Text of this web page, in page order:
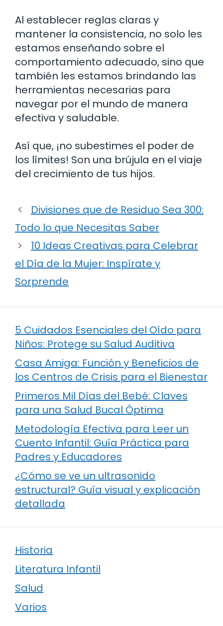
Al establecer reglas claras y
mantener la consistencia, no solo les
estamos enseñando sobre el
comportamiento adecuado, sino que
también les estamos brindando las
herramientas necesarias para
navegar por el mundo de manera
efectiva y saludable.
Así que, ¡no subestimes el poder de
los límites! Son una brújula en el viaje
del crecimiento de tus hijos.
Divisiones que de Residuo Sea 300:
Todo lo que Necesitas Saber
10 Ideas Creativas para Celebrar
el Día de la Mujer: Inspírate y
Sorprende
5 Cuidados Esenciales del Oído para
Niños: Protege su Salud Auditiva
Casa Amiga: Función y Beneficios de
los Centros de Crisis para el Bienestar
Primeros Mil Días del Bebé: Claves
para una Salud Bucal Óptima
Metodología Efectiva para Leer un
Cuento Infantil: Guía Práctica para
Padres y Educadores
¿Cómo se ve un ultrasonido
estructural? Guía visual y explicación
detallada
Historia
Literatura Infantil
Salud
Varios